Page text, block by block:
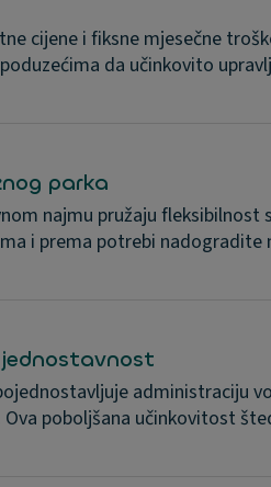
cijene i fiksne mjesečne
da učinkovito
parka
najmu pružaju
i prema potrebi nadogradite
administraciju
Ova poboljšana učinkovitost